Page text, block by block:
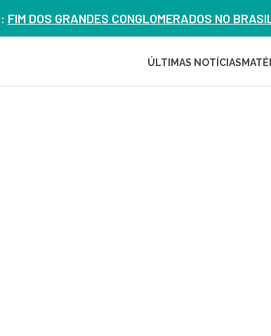
FIM DOS GRANDES CONGLOMERADOS NO
ÚLTIMAS NOTÍCIAS